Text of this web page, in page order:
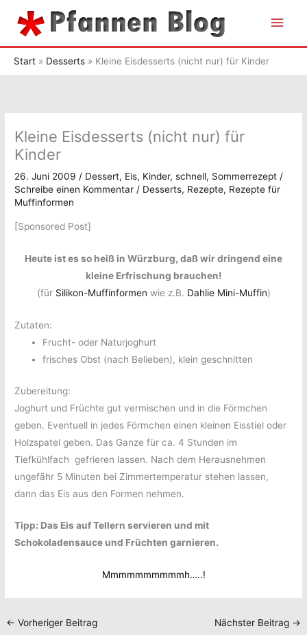
Inhalt
Start Desserts Kleine Eisdesserts (nicht nur) für Kinder
Kleine Eisdesserts (nicht nur) für
Kinder
26. Juni 2009 / Dessert, Eis, Kinder,schnell, Sommerrezept /
Schreibe einen Kommentar / Desserts, Rezepte, Rezepte für
Muffinformen
[Sponsored Post]
Heute ist es so heiß in Würzburg, daß wir dringend eine
kleine Erfrischung brauchen!
(für Silikon-Muffinformen wie z.B. Dahlie Mini-Muffin)
Zutaten:
Frucht- oder Naturjoghurt
frisches Obst (nach Belieben), klein geschnitten
Zubereitung:
Joghurt und Früchte gut vermischen und in die Förmchen
geben. Eventuell in jedes Förmchen einen kleinen Eisstiel oder
Holzspatel geben. Das Ganze für ca. 4 Stunden im
Tiefkühlfach gefrieren lassen. Nach dem Herausnehmen
ungefähr 5 Minuten bei Zimmertemperatur stehen lassen,
dann das Eis aus den Formen nehmen.
Tipp: Das Eis auf Tellern servieren und mit
Schokoladensauce und Früchten garnieren.
Mmmmmmmmmmh…..!
← Vorheriger Beitrag Nächster Beitrag →